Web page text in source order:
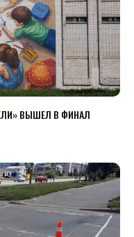
ВЫШЕЛ В ФИНАЛ